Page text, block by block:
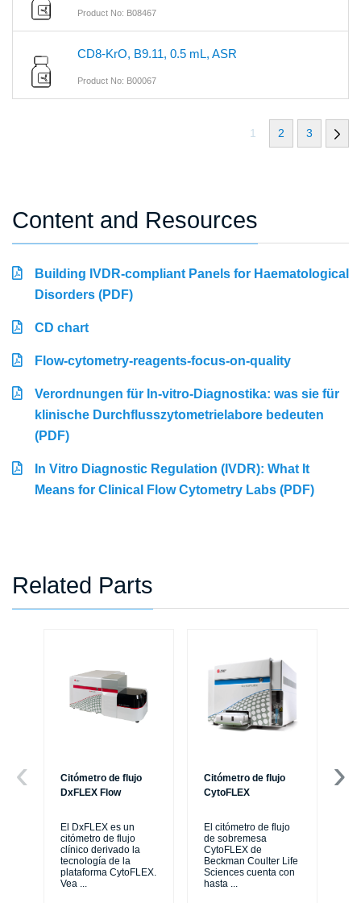
Product No: B08467
CD8-KrO, B9.11, 0.5 mL, ASR
Product No: B00067
1 2 3
Content and Resources
Building IVDR-compliant Panels for Haematological
Disorders (PDF)
CD chart
Flow-cytometry-reagents-focus-on-quality
Verordnungen für In-vitro-Diagnostika: was sie für
klinische Durchflusszytometrielabore bedeuten
(PDF)
In Vitro Diagnostic Regulation (IVDR): What It
Means for Clinical Flow Cytometry Labs (PDF)
Related Parts
Citómetro de flujo
DxFLEX Flow
El DxFLEX es un
citómetro de flujo
clínico derivado la
tecnología de la
plataforma CytoFLEX.
Vea ...
Citómetro de flujo
CytoFLEX
El citómetro de flujo
de sobremesa
CytoFLEX de
Beckman Coulter Life
Sciences cuenta con
hasta ...